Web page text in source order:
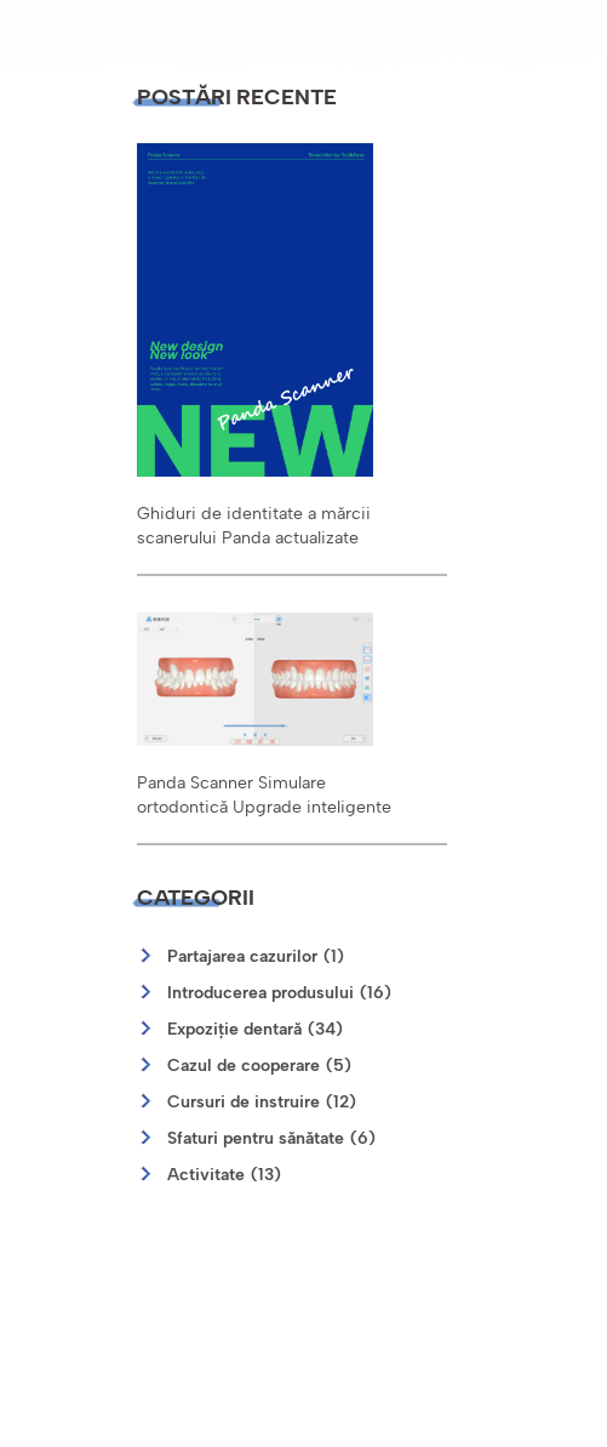
POSTĂRI RECENTE
Ghiduri de identitate a mărcii
scanerului Panda actualizate
Panda Scanner Simulare
ortodontică Upgrade inteligente
CATEGORII
Partajarea cazurilor (1)
Introducerea produsului (16)
Expoziție dentară (34)
Cazul de cooperare (5)
Cursuri de instruire (12)
Sfaturi pentru sănătate (6)
Activitate (13)